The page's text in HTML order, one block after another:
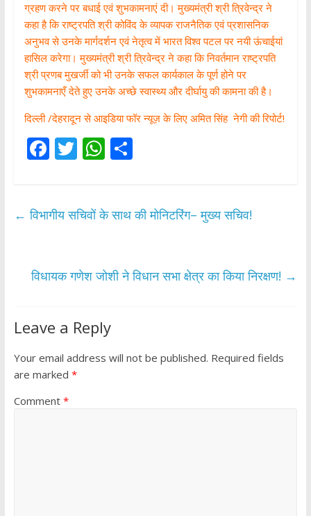
ग्रहण करने पर बधाई एवं शुभकामनाएं दी। मुख्यमंत्री श्री त्रिवेन्द्र ने
कहा है कि राष्ट्रपति श्री कोविंद के व्यापक राजनैतिक एवं प्रशासनिक
अनुभव से उनके मार्गदर्शन एवं नेतृत्व में भारत विश्व पटल पर नयी ऊंचाईयां
हासिल करेगा। मुख्यमंत्री श्री त्रिवेन्द्र ने कहा कि निवर्तमान राष्ट्रपति
श्री प्रणब मुखर्जी को भी उनके सफल कार्यकाल के पूर्ण होने पर
शुभकामनाएँ देते हुए उनके अच्छे स्वास्थ्य और दीर्घायु की कामना की है।
दिल्ली /देहरादून से आइडिया फॉर न्यूज़ के लिए अमित सिंह नेगी की रिपोर्ट!
F
b
k
T
er
W
s
p
S
e
← विभागीय सचिवों के साथ की मोनिटरिंग– मुख्य सचिव!
विधायक गणेश जोशी ने विधान सभा क्षेत्र का किया निरक्षण! →
Leave a Reply
Your email address will not be published. Required fields
are marked *
Comment *